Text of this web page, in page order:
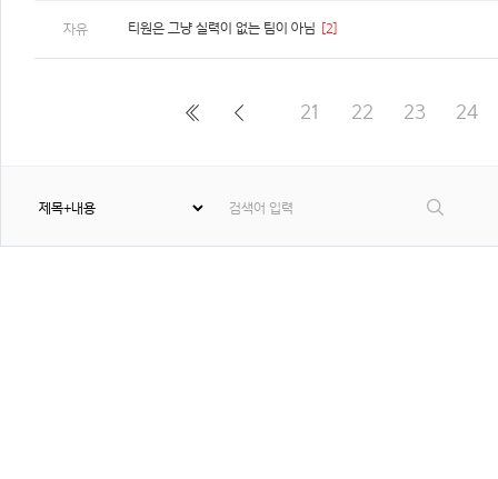
자유 티원은 그냥 실력이 없는 팀이 아님 [2]
21 22 23 24